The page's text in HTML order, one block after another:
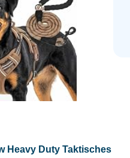
Heavy Duty Taktisches